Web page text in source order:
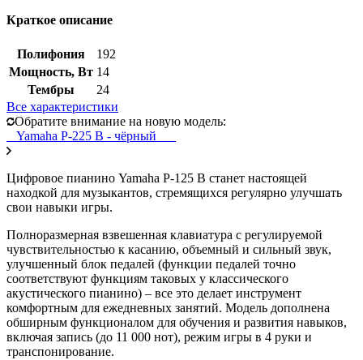
Краткое описание
Полифония
192
Мощность, Вт 14
Тембры
24
Все характеристики
Обратите внимание на новую модель:
Yamaha P-225 B - чёрный
Цифровое пианино Yamaha P-125 B станет настоящей
находкой для музыкантов, стремящихся регулярно улучшать
свои навыки игры.
Полноразмерная взвешенная клавиатура с регулируемой
чувствительностью к касанию, объемный и сильный звук,
улучшенный блок педалей (функции педалей точно
соответствуют функциям таковых у классического
акустического пианино) – все это делает инструмент
комфортным для ежедневных занятий. Модель дополнена
обширным функционалом для обучения и развития навыков,
включая запись (до 11 000 нот), режим игры в 4 руки и
транспонирование.